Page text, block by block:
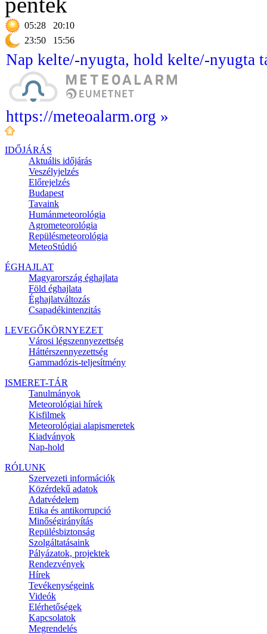
05:28
20:10
23:50
15:56
Nap kelte/-nyugta, hold kelte/-nyugta
https://meteoalarm.org »
IDŐJÁRÁS
Aktuális időjárás
Veszélyjelzés
Előrejelzés
Budapest
Tavaink
Humánmeteorológia
Agrometeorológia
Repülésmeteorológia
MeteoStúdió
ÉGHAJLAT
Magyarország éghajlata
Föld éghajlata
Éghajlatváltozás
Csapadékintenzitás
LEVEGŐKÖRNYEZET
Városi légszennyezettség
Háttérszennyezettség
Gammadózis-teljesítmény
ISMERET-TÁR
Tanulmányok
Meteorológiai hírek
Kisfilmek
Meteorológiai alapismeretek
Kiadványok
Nap-hold
RÓLUNK
Szervezeti információk
Közérdekű adatok
Adatvédelem
Etika és antikorrupció
Minőségirányítás
Repülésbiztonság
Szolgáltatásaink
Pályázatok, projektek
Rendezvények
Hírek
Tevékenységeink
Videók
Elérhetőségek
Kapcsolatok
Megrendelés